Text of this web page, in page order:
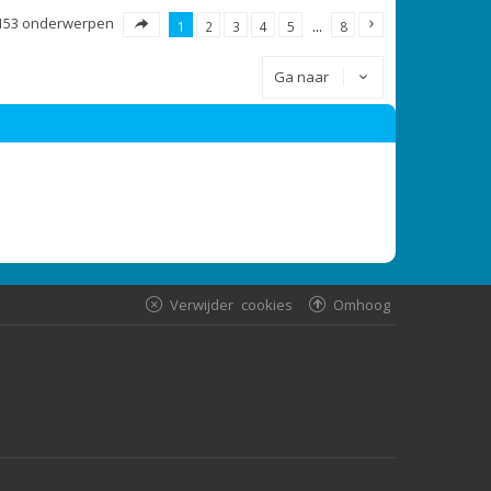
onderwerpen 1 2 3 4 5 … 8
Ga naar
Omhoog
Verwijder cookies